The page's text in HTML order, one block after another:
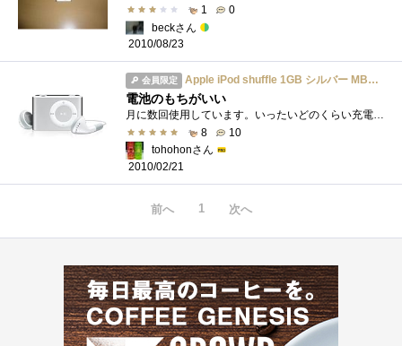
1
0
beckさん
2010/08/23
会員限定 Apple iPod shuffle 1GB シルバー MB225J/A
電池のもちがいい
月に数回使用しています。いったいどのくらい充電していないのか…電池のもちが良くて良いですね☆アップルストアの整備品を購入しました。
8
10
tohohonさん
2010/02/21
前へ 1 次へ